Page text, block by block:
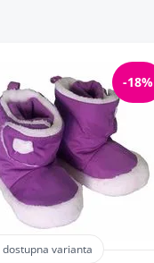
-18%
dostupna varianta